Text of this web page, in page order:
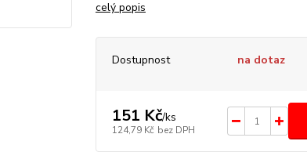
celý popis
Dostupnost na dotaz
151 Kč/ks
124,79 Kč bez DPH